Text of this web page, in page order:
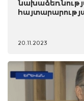
20.11.2023